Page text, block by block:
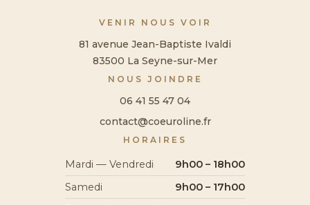
VENIR NOUS VOIR
81 avenue Jean-Baptiste Ivaldi
83500 La Seyne-sur-Mer
NOUS JOINDRE
06 41 55 47 04
contact@coeuroline.fr
HORAIRES
Mardi — Vendredi
9h00 – 18h00
Samedi
9h00 – 17h00